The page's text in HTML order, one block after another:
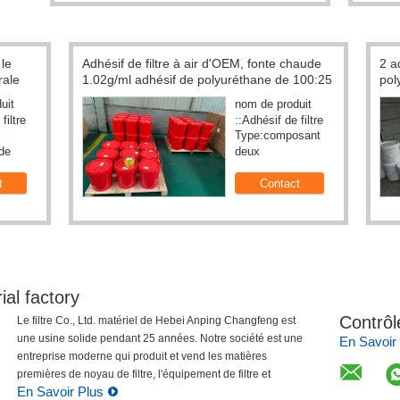
Maille décorative en métal
de
de
de
Champ anticorrosion de Mesh Woven For
Metal Sand d'écran de vibration
Nom de
produit:Maille de
filtre à air
Terrain
factory
Le filtre Co., Ltd. matériel de Hebei Anping Changfeng est
une usine solide pendant 25 années. Notre société est une
entreprise moderne qui produit et vend les matières
premières de noyau de filtre, l'équipement de filtre et
l'industrie de traitement ...
En Savoir Plus
En Savoir